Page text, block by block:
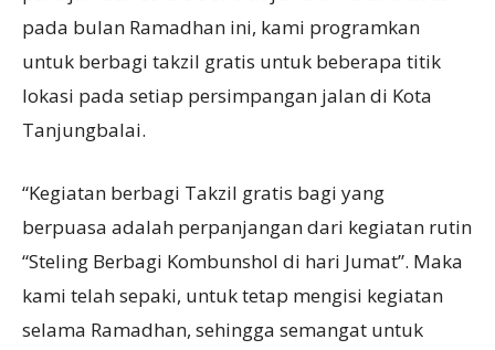
pada bulan Ramadhan ini, kami programkan
untuk berbagi takzil gratis untuk beberapa titik
lokasi pada setiap persimpangan jalan di Kota
Tanjungbalai.
“Kegiatan berbagi Takzil gratis bagi yang
berpuasa adalah perpanjangan dari kegiatan rutin
“Steling Berbagi Kombunshol di hari Jumat”. Maka
kami telah sepaki, untuk tetap mengisi kegiatan
selama Ramadhan, sehingga semangat untuk